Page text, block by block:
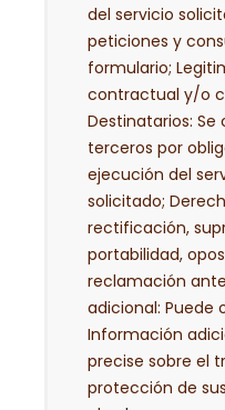
del servicio
peticiones y
formulario;
contractual y/o
Destinatarios:
terceros por
ejecución del
solicitado;
rectificación,
portabilidad,
reclamación
adicional: Puede
Información
precise sobre el
protección de